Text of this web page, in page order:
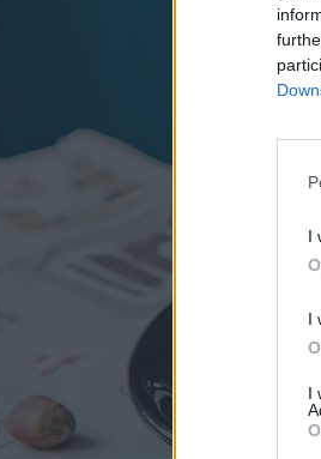
I
I
I